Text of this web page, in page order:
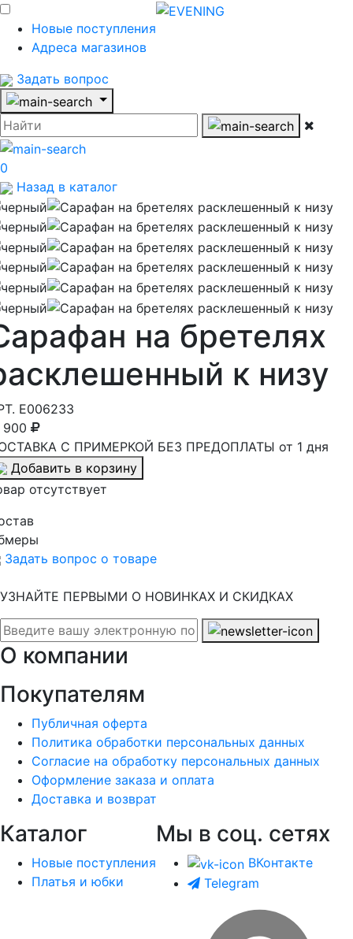
Новые поступления
Адреса магазинов
Задать вопрос
0
Назад в каталог
на бретелях
к низу
E006233
900
С ПРИМЕРКОЙ БЕЗ ПРЕДОПЛАТЫ от 1 дня
Добавить в корзину
отсутствует
Задать вопрос о товаре
УЗНАЙТЕ ПЕРВЫМИ О НОВИНКАХ И СКИДКАХ
О компании
Покупателям
Публичная оферта
Политика обработки персональных данных
Согласие на обработку персональных данных
Оформление заказа и оплата
Доставка и возврат
Каталог
Новые поступления
Платья и юбки
Мы в соц. сетях
ВКонтакте
Telegram